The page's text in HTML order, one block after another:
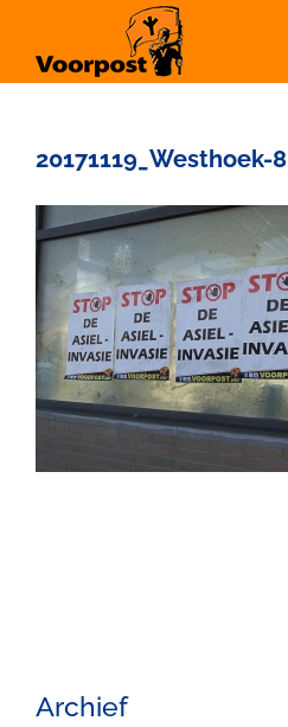
inhoud
20171119_Westhoek-8
Archief